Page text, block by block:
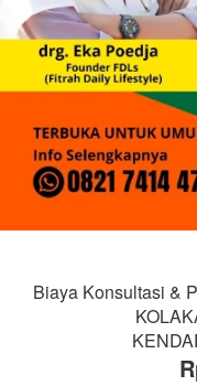
Biaya Konsultasi &